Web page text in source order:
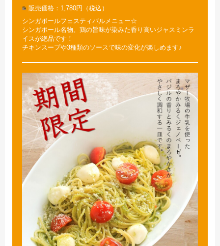
販売価格
1,780円（税込）
シンガポールフェスティバルメニュー☆
シンガポール名物。鶏の旨味が染みた香り高いジャスミンラ
イスが絶品です！
チキンスープや3種類のソースで味の変化が楽しめます♪